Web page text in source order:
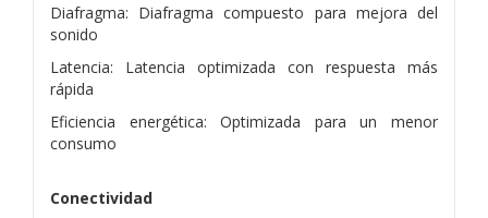
Diafragma: Diafragma compuesto para mejora del
sonido
Latencia: Latencia optimizada con respuesta más
rápida
Eficiencia energética: Optimizada para un menor
consumo
Conectividad